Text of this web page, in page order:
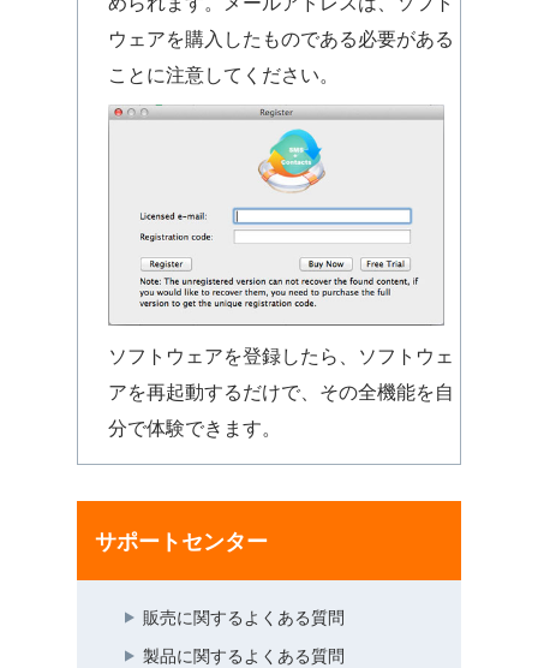
ウェアを購入したものである必要がある
ことに注意してください。
ソフトウェアを登録したら、ソフトウェ
アを再起動するだけで、その全機能を自
分で体験できます。
サポートセンター
販売に関するよくある質問
製品に関するよくある質問